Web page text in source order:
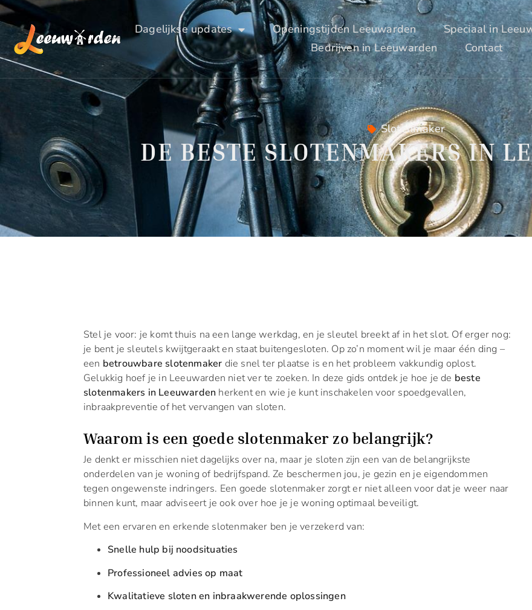
Dagelijkse updates Openingstijden Leeuwarden Speciaal in
Bedrijven in Leeuwarden
Contact
Slotenmaker
DE BESTE SLOTENMAKERS IN
Stel je voor: je komt thuis na een lange werkdag, en je sleutel breekt af in het slot. Of erger nog:
je bent je sleutels kwijtgeraakt en staat buitengesloten. Op zo’n moment wil je maar één ding –
een betrouwbare slotenmaker die snel ter plaatse is en het probleem vakkundig oplost.
Gelukkig hoef je in Leeuwarden niet ver te zoeken. In deze gids ontdek je hoe je de beste
slotenmakers in Leeuwarden herkent en wie je kunt inschakelen voor spoedgevallen,
inbraakpreventie of het vervangen van sloten.
Waarom is een goede slotenmaker zo belangrijk?
Je denkt er misschien niet dagelijks over na, maar je sloten zijn een van de belangrijkste
onderdelen van je woning of bedrijfspand. Ze beschermen jou, je gezin en je eigendommen
tegen ongewenste indringers. Een goede slotenmaker zorgt er niet alleen voor dat je weer naar
binnen kunt, maar adviseert je ook over hoe je je woning optimaal beveiligt.
Met een ervaren en erkende slotenmaker ben je verzekerd van:
Snelle hulp bij noodsituaties
Professioneel advies op maat
Kwalitatieve sloten en inbraakwerende oplossingen